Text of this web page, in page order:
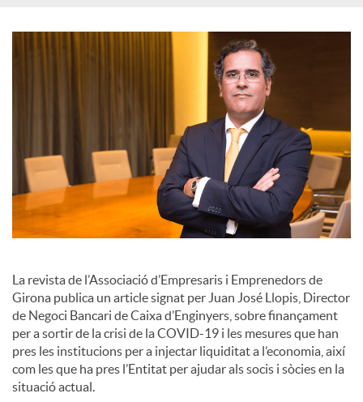
S
a
l
s
La revista de l’Associació d’Empresaris i Emprenedors de
Girona publica un article signat per Juan José Llopis, Director
de Negoci Bancari de Caixa d’Enginyers, sobre finançament
per a sortir de la crisi de la COVID-19 i les mesures que han
pres les institucions per a injectar liquiditat a l’economia, així
com les que ha pres l’Entitat per ajudar als socis i sòcies en la
situació actual.